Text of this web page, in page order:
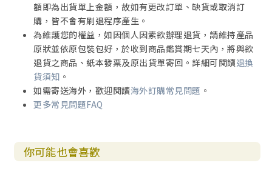
禱告，是一帖免費的止痛藥！這個世代很多人感慨「人生好
難」，覺得事事身不由己、處處受限，讓人痛苦萬分，但上
帝總讓親近祂的人感受到他在祂眼中的寶貴與價值，願我們
都善用這帖好藥。
◎信仰生活聊一療◎
1.您感受過「被不可控的外力給限制了人生原本可以有的選項
2.您最近一週，曾經有過用禱告來化解心中傷痛的經驗嗎？
額即為出貨單上金額，故如有更改訂單、缺貨或取消訂
購，皆不會有刷退程序產生。
為維護您的權益，如因個人因素欲辦理退貨，請維持產品
原狀並依原包裝包好，於收到商品鑑賞期七天內，將與欲
退貨之商品、紙本發票及原出貨單寄回。詳細可閱讀退換
貨須知 。
如需寄送海外，歡迎閱讀海外訂購常見問題 。
更多常見問題FAQ
你可能也會喜歡